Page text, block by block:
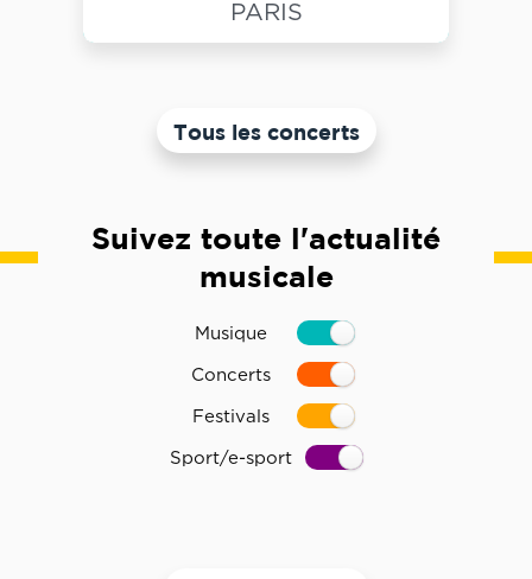
PARIS
Tous les concerts
Suivez toute l'actualité
musicale
Musique
Concerts
Festivals
Sport/e-sport